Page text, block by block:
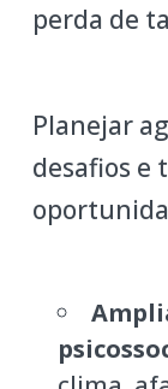
perda de
Planejar
desafios e